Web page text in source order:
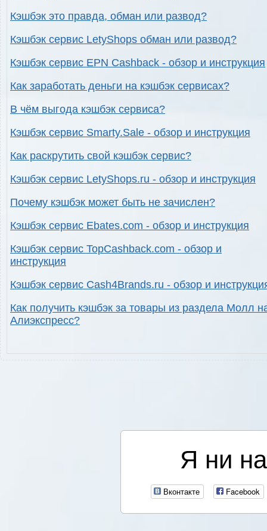
Кэшбэк это правда, обман или развод?
Кэшбэк сервис LetyShops обман или развод?
Кэшбэк сервис EPN Cashback - обзор и инструкция
Как заработать деньги на кэшбэк сервисах?
В чём выгода кэшбэк сервиса?
Кэшбэк сервис Smarty.Sale - обзор и инструкция
Как раскрутить свой кэшбэк сервис?
Кэшбэк сервис LetyShops.ru - обзор и инструкция
Почему кэшбэк может быть не зачислен?
Кэшбэк сервис Ebates.com - обзор и инструкция
Кэшбэк сервис TopCashback.com - обзор и
инструкция
Кэшбэк сервис Cash4Brands.ru - обзор и
Как получить кэшбэк за товары из раздела Молл
Алиэкспресс?
Я ни
Вконтакте Facebook